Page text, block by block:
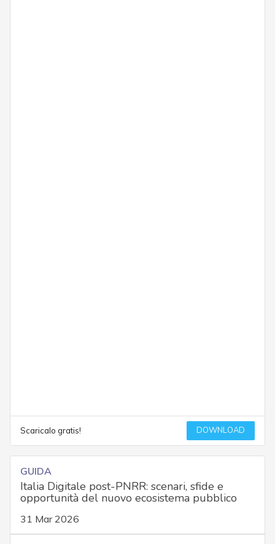
Scaricalo gratis! DOWNLOAD
GUIDA
Italia Digitale post-PNRR: scenari, sfide e
opportunità del nuovo ecosistema pubblico
31 Mar 2026